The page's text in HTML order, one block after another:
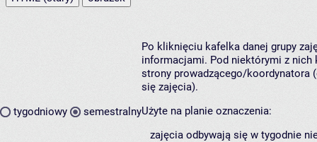
tygodniowy semestralny
Po kliknięciu kafelka danej grupy
informacjami. Pod niektórymi z nich
strony prowadzącego/koordynatora
się zajęcia).
Użyte na planie oznaczenia:
zajęcia odbywają się w tygodnie